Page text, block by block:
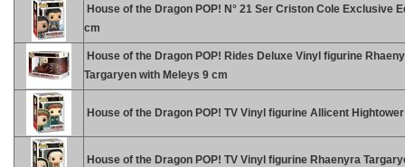
House of the Dragon POP! N° 21 Ser Criston Cole Exclusive
cm
House of the Dragon POP! Rides Deluxe Vinyl figurine
Targaryen with Meleys 9 cm
House of the Dragon POP! TV Vinyl figurine Allicent
House of the Dragon POP! TV Vinyl figurine Rhaenyra